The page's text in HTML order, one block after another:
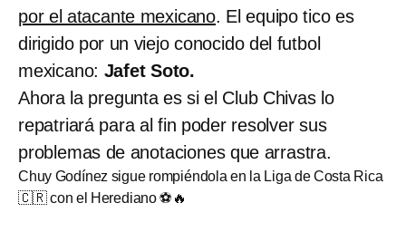
por el atacante mexicano. El equipo tico es
dirigido por un viejo conocido del futbol
mexicano: Jafet Soto.
Ahora la pregunta es si el Club Chivas lo
repatriará para al fin poder resolver sus
problemas de anotaciones que arrastra.
Chuy Godínez sigue rompiéndola en la Liga de Costa Rica
🇨🇷 con el Herediano ⚽️🔥